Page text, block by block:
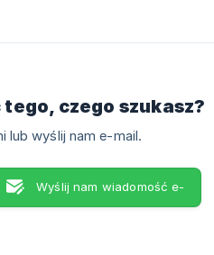
czego szukasz?
lub wyślij nam e-mail.
Wyślij nam wiadomość e-